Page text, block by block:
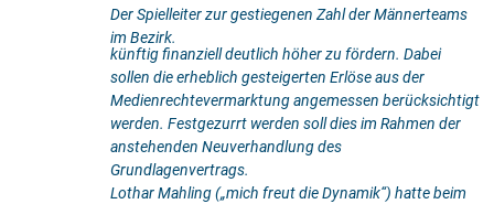
Der Spielleiter zur gestiegenen Zahl der Männerteams
im Bezirk.
künftig finanziell deutlich höher zu fördern. Dabei
sollen die erheblich gesteigerten Erlöse aus der
Medienrechtevermarktung angemessen berücksichtigt
werden. Festgezurrt werden soll dies im Rahmen der
anstehenden Neuverhandlung des
Grundlagenvertrags.
Lothar Mahling („mich freut die Dynamik“) hatte beim